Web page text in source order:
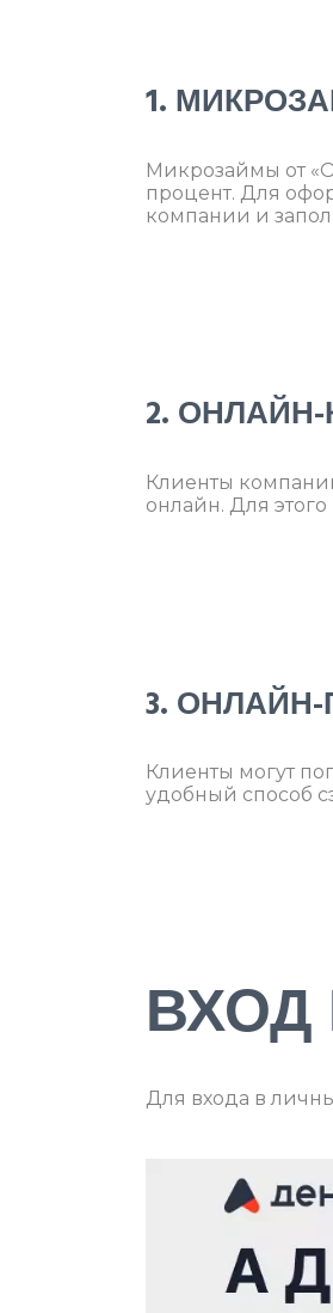
1.
Микрозаймы от
процент. Для
компании и
2.
Клиенты
онлайн. Для
3.
Клиенты могут
удобный способ
Для входа в